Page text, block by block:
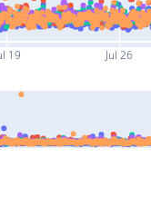
19 Jul 26